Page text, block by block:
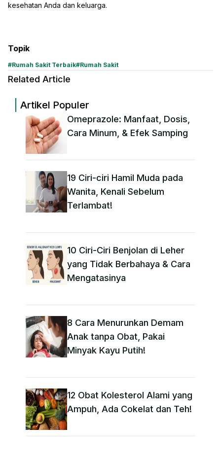
kesehatan Anda dan keluarga.
Topik
#Rumah Sakit Terbaik#Rumah Sakit
Related Article
Artikel Populer
Omeprazole: Manfaat, Dosis,
Cara Minum, & Efek Samping
19 Ciri-ciri Hamil Muda pada
Wanita, Kenali Sebelum
Terlambat!
10 Ciri-Ciri Benjolan di Leher
yang Tidak Berbahaya & Cara
Mengatasinya
8 Cara Menurunkan Demam
Anak tanpa Obat​, Pakai
Minyak Kayu Putih!
12 Obat Kolesterol Alami yang
Ampuh, Ada Cokelat dan Teh!